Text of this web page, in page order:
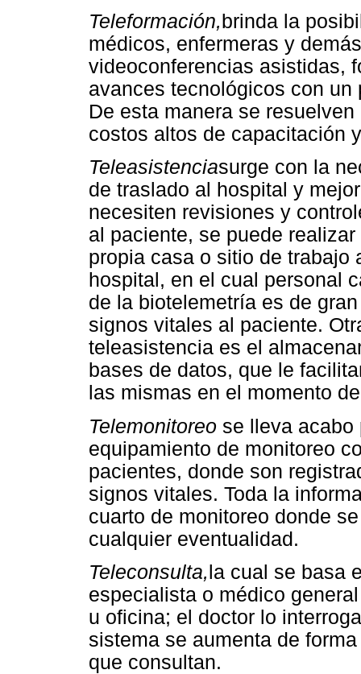
Teleformación, brinda la
médicos, enfermeras y
videoconferencias asistidas,
avances tecnológicos con
De esta manera se
costos altos de capacitación
Teleasistenciasurge con la
de traslado al hospital y
necesiten revisiones y
al paciente, se puede
propia casa o sitio de trabajo
hospital, en el cual personal
de la biotelemetría es de
signos vitales al paciente.
teleasistencia es el
bases de datos, que le
las mismas en el momento
Telemonitoreo se lleva acabo
equipamiento de monitoreo
pacientes, donde son
signos vitales. Toda la
cuarto de monitoreo donde
cualquier eventualidad.
Teleconsulta,la cual se basa
especialista o médico
u oficina; el doctor lo
sistema se aumenta de
que consultan.